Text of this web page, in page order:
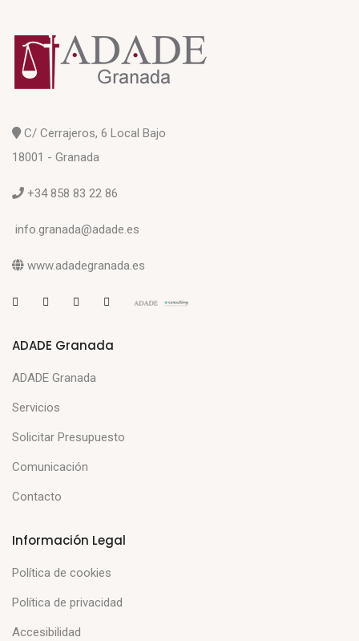
C/ Cerrajeros, 6 Local Bajo
18001 - Granada
+34 858 83 22 86
info.granada@adade.es
www.adadegranada.es
ADADE Granada
ADADE Granada
Servicios
Solicitar Presupuesto
Comunicación
Contacto
Información Legal
Política de cookies
Política de privacidad
Accesibilidad